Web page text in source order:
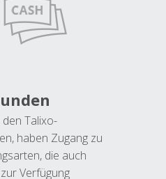
Talixo-
haben Zugang zu
die auch
Verfügung